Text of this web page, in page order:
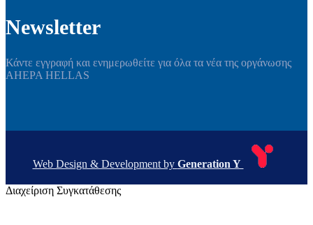
Newsletter
Κάντε εγγραφή και ενημερωθείτε για όλα τα νέα της οργάνωσης
AHEPA HELLAS
Web Design & Development by Generation Y
Διαχείριση Συγκατάθεσης